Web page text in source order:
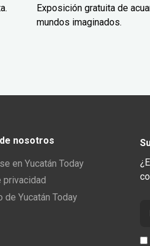
Exposición gratuita de
mundos imaginados.
nosotros
en Yucatán Today
privacidad
de Yucatán Today